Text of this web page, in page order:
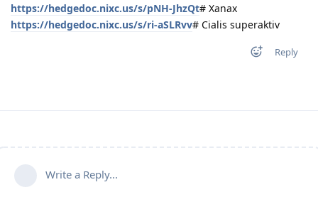
https://hedgedoc.nixc.us/s/pNH-JhzQt# Xanax
https://hedgedoc.nixc.us/s/ri-aSLRvv# Cialis superaktiv
Reply
Write a Reply...